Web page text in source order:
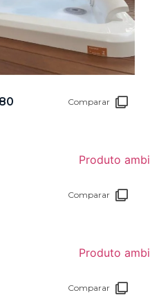
Comparar
Comparar
Comparar